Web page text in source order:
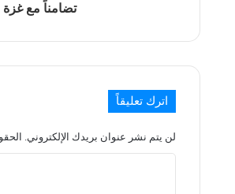
تضامناً مع غزة
اترك تعليقاً
لن يتم نشر عنوان بريدك الإلكتروني.